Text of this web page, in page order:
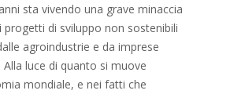
sta vivendo una grave minaccia
progetti di sviluppo non sostenibili
agroindustrie e da imprese
Alla luce di quanto si muove
mondiale, e nei fatti che